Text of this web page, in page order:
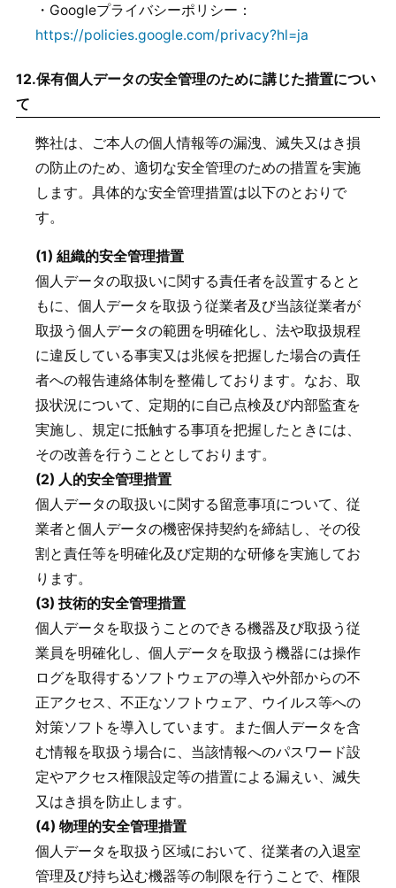
・Googleプライバシーポリシー：
https://policies.google.com/privacy?hl=ja
12.保有個人データの安全管理のために講じた措置につい
て
弊社は、ご本人の個人情報等の漏洩、滅失又はき損
の防止のため、適切な安全管理のための措置を実施
します。具体的な安全管理措置は以下のとおりで
す。
(1) 組織的安全管理措置
個人データの取扱いに関する責任者を設置するとと
もに、個人データを取扱う従業者及び当該従業者が
取扱う個人データの範囲を明確化し、法や取扱規程
に違反している事実又は兆候を把握した場合の責任
者への報告連絡体制を整備しております。なお、取
扱状況について、定期的に自己点検及び内部監査を
実施し、規定に抵触する事項を把握したときには、
その改善を行うこととしております。
(2) 人的安全管理措置
個人データの取扱いに関する留意事項について、従
業者と個人データの機密保持契約を締結し、その役
割と責任等を明確化及び定期的な研修を実施してお
ります。
(3) 技術的安全管理措置
個人データを取扱うことのできる機器及び取扱う従
業員を明確化し、個人データを取扱う機器には操作
ログを取得するソフトウェアの導入や外部からの不
正アクセス、不正なソフトウェア、ウイルス等への
対策ソフトを導入しています。また個人データを含
む情報を取扱う場合に、当該情報へのパスワード設
定やアクセス権限設定等の措置による漏えい、滅失
又はき損を防止します。
(4) 物理的安全管理措置
個人データを取扱う区域において、従業者の入退室
管理及び持ち込む機器等の制限を行うことで、権限